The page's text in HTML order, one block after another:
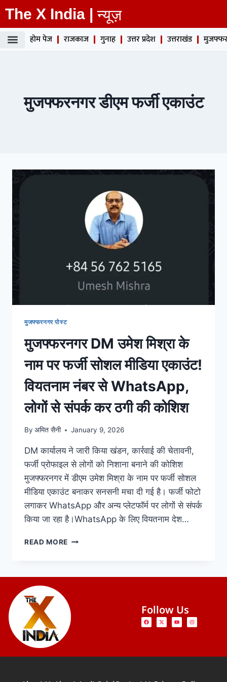
The X India | न्यूज़
होम पेज राजकाज गुनाह उत्तर प्रदेश उत्तराखंड
मुजफ्फरनगर डीएम फर्जी एकाउंट
मुजफ्फरनगर पोस्ट
मुजफ्फरनगर DM उमेश मिश्रा के
नाम पर फर्जी सोशल मीडिया एकाउंट!
वियतनाम नंबर से WhatsApp,
लोगों से संपर्क कर ठगी की कोशिश
By अमित सैनी January 9, 2026
DM कार्यालय ने जारी किया खंडन, कार्रवाई की चेतावनी,
फर्जी प्रोफाइल से लोगों को निशाना बनाने की कोशिश
मुजफ्फरनगर में डीएम उमेश मिश्रा के नाम पर फर्जी सोशल
मीडिया एकाउंट बनाकर सनसनी मचा दी गई है। फर्जी फोटो
लगाकर WhatsApp और अन्य प्लेटफॉर्म पर लोगों से संपर्क
किया जा रहा है।WhatsApp के लिए वियतनाम देश…
READ MORE
Follow Us